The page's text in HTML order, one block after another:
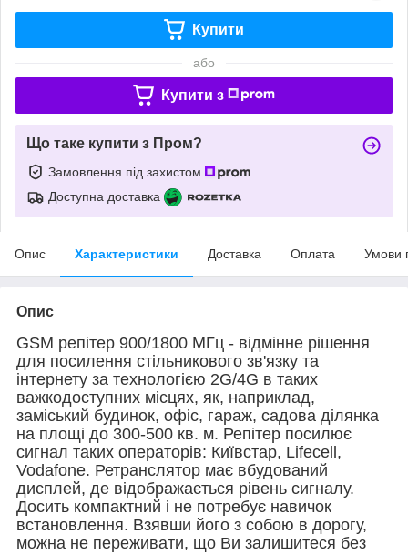
Купити
або
Купити з
Що таке купити з Пром?
Замовлення під захистом
Доступна доставка
Опис Характеристики Доставка Оплата Умови
Опис
GSM репітер 900/1800 МГц - відмінне рішення
для посилення стільникового зв'язку та
інтернету за технологією 2G/4G в таких
важкодоступних місцях, як, наприклад,
заміський будинок, офіс, гараж, садова ділянка
на площі до 300-500 кв. м. Репітер посилює
сигнал таких операторів: Київстар, Lifecell,
Vodafonе. Ретранслятор має вбудований
дисплей, де відображається рівень сигналу.
Досить компактний і не потребує навичок
встановлення. Взявши його з собою в дорогу,
можна не переживати, що Ви залишитеся без